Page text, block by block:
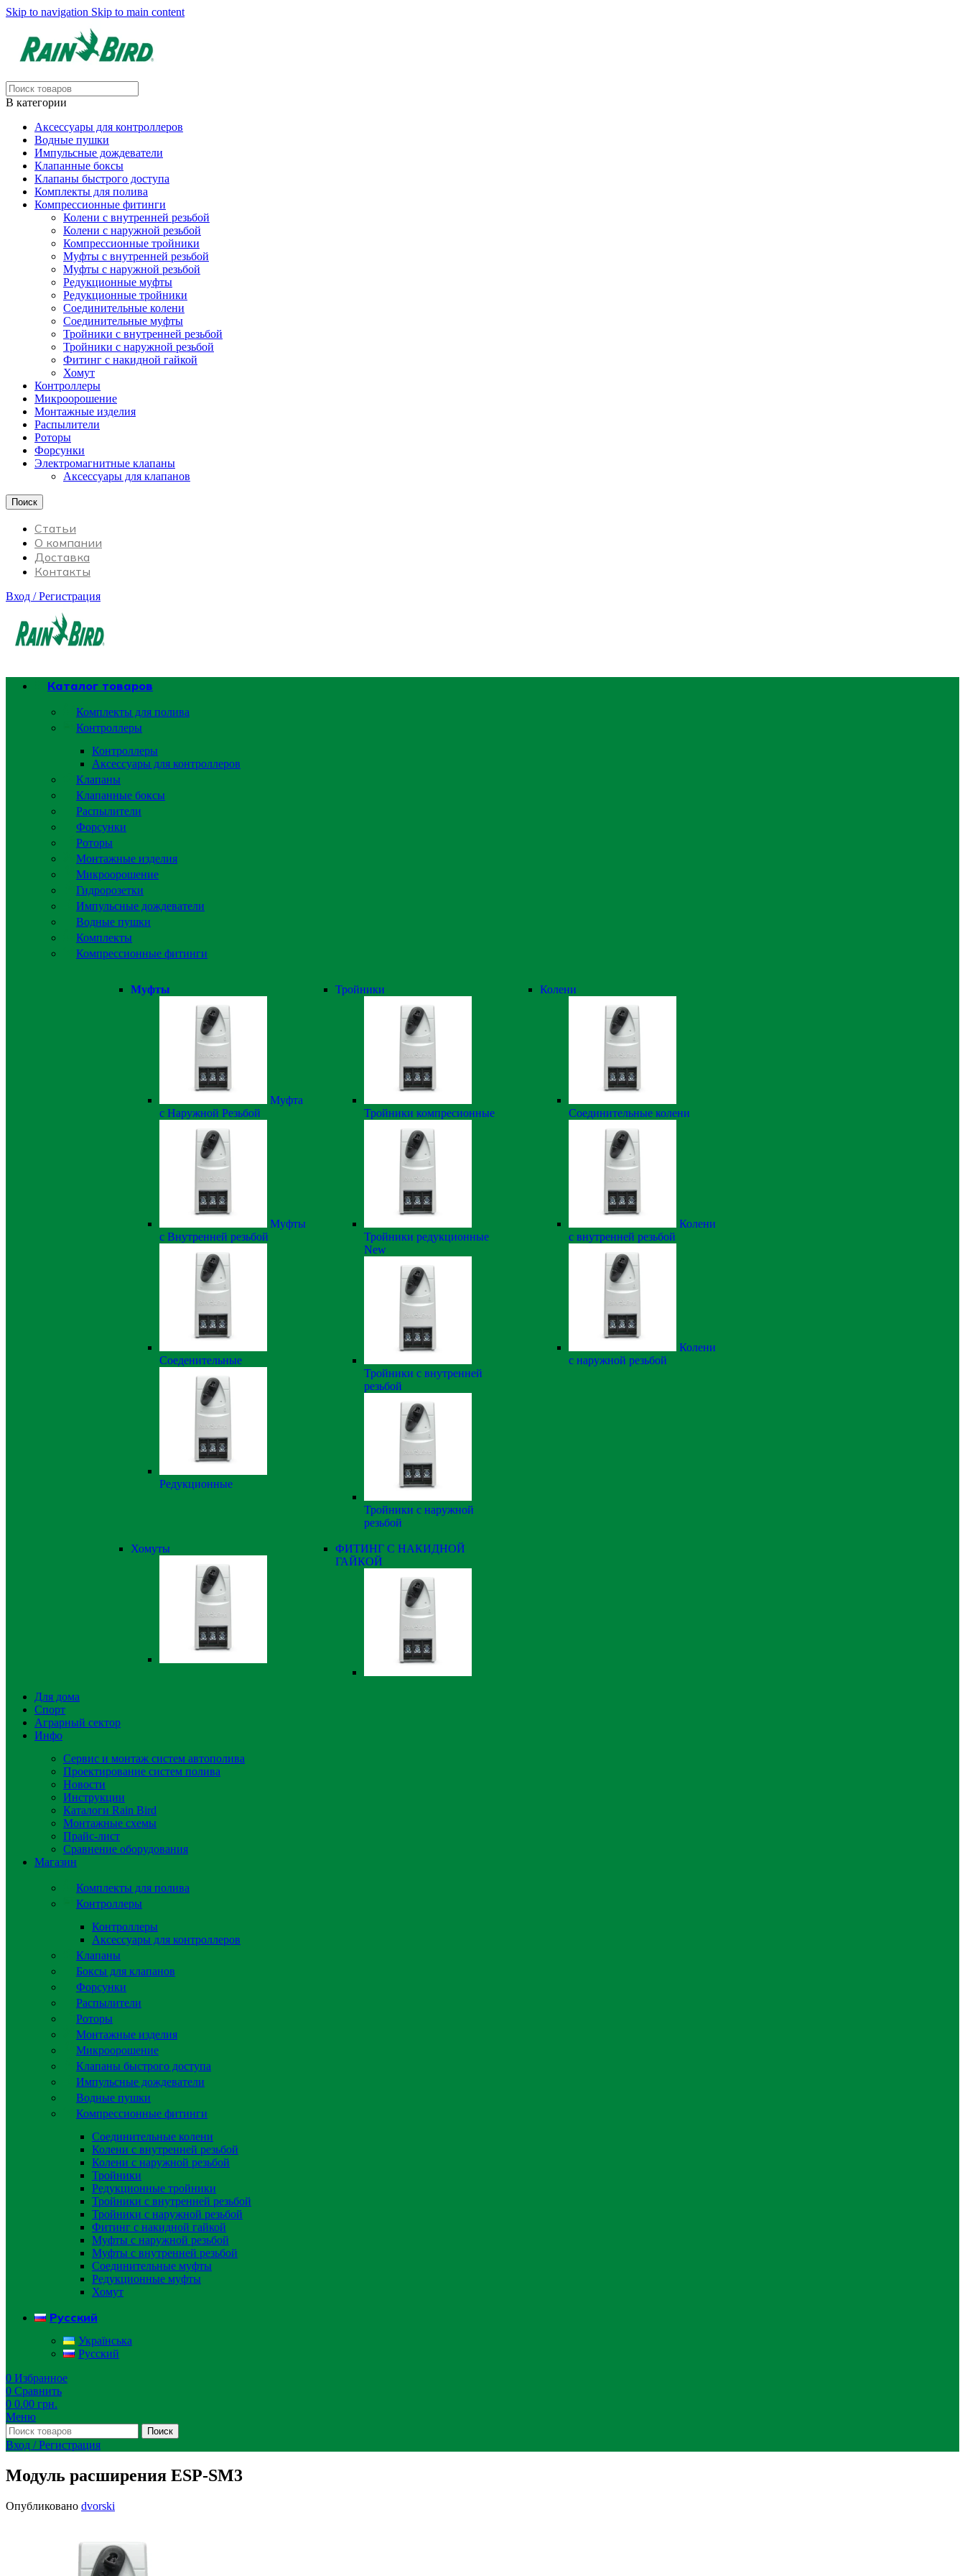
Skip to navigation Skip to main content
В категории
Аксессуары для контроллеров
Водные пушки
Импульсные дождеватели
Клапанные боксы
Клапаны быстрого доступа
Комплекты для полива
Компрессионные фитинги
Колени с внутренней резьбой
Колени с наружной резьбой
Компрессионные тройники
Муфты с внутренней резьбой
Муфты с наружной резьбой
Редукционные муфты
Редукционные тройники
Соединительные колени
Соединительные муфты
Тройники с внутренней резьбой
Тройники с наружной резьбой
Фитинг с накидной гайкой
Хомут
Контроллеры
Микроорошение
Монтажные изделия
Распылители
Роторы
Форсунки
Электромагнитные клапаны
Аксессуары для клапанов
Поиск
Статьи
О компании
Доставка
Контакты
Вход / Регистрация
Каталог товаров
Комплекты для полива
Контроллеры
Контроллеры
Аксессуары для контроллеров
Клапаны
Клапанные боксы
Распылители
Форсунки
Роторы
Монтажные изделия
Микроорошение
Гидророзетки
Импульсные дождеватели
Водные пушки
Комплекты
Компрессионные фитинги
Муфты
Муфта
с Наружной Резьбой
Муфты
с Внутренней резьбой
Соеденительные
Редукционные
Тройники
Тройники компресионные
Тройники редукционные
New
Тройники с внутренней
резьбой
Тройники с наружной
резьбой
Колени
Соединительные колени
Колени
с внутренней резьбой
Колени
с наружной резьбой
Хомуты
ФИТИНГ С НАКИДНОЙ
ГАЙКОЙ
Для дома
Спорт
Аграрный сектор
Инфо
Сервис и монтаж систем автополива
Проектирование систем полива
Новости
Инструкции
Каталоги Rain Bird
Монтажные схемы
Прайс-лист
Сравнение оборудования
Магазин
Комплекты для полива
Контроллеры
Контроллеры
Аксессуары для контроллеров
Клапаны
Боксы для клапанов
Форсунки
Распылители
Роторы
Монтажные изделия
Микроорошение
Клапаны быстрого доступа
Импульсные дождеватели
Водные пушки
Компрессионные фитинги
Соединительные колени
Колени с внутренней резьбой
Колени с наружной резьбой
Тройники
Редукционные тройники
Тройники с внутренней резьбой
Тройники с наружной резьбой
Фитинг с накидной гайкой
Муфты с наружной резьбой
Муфты с внутренней резьбой
Соединительные муфты
Редукционные муфты
Хомут
Русский
Українська
Русский
0 Избранное
0 Сравнить
0 0.00 грн.
Меню
Поиск
Вход / Регистрация
Модуль расширения ESP-SM3
Опубликовано dvorski